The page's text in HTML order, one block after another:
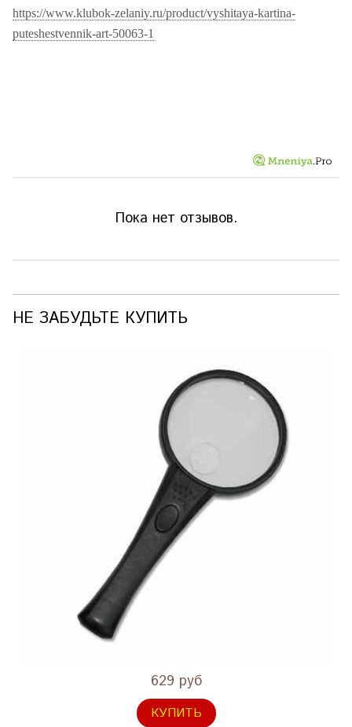
https://www.klubok-zelaniy.ru/product/vyshitaya-kartina-
puteshestvennik-art-50063-1
Пока нет отзывов.
НЕ ЗАБУДЬТЕ КУПИТЬ
629 руб
КУПИТЬ